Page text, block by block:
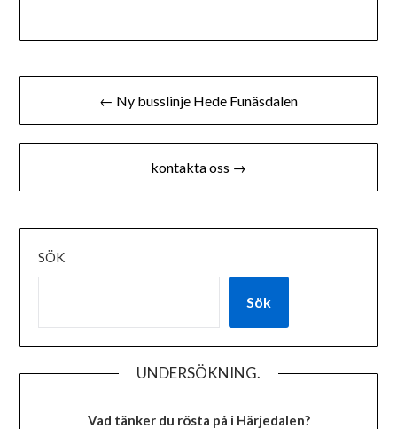
Inläggsnavigering
← Ny busslinje Hede Funäsdalen
kontakta oss →
SÖK
Sök
UNDERSÖKNING.
Vad tänker du rösta på i Härjedalen?